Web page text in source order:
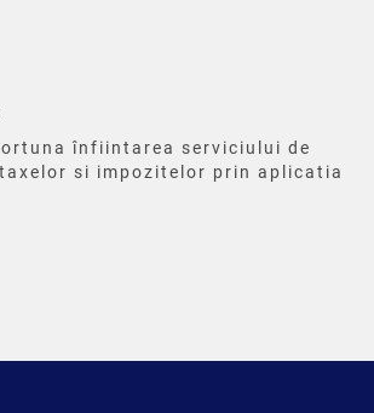
înfiintarea serviciului de
si impozitelor prin aplicatia